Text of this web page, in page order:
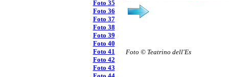
Foto 35
Foto 36
Foto 37
Foto 38
Foto 39
Foto 40
Foto 41
Foto 42
Foto 43
Foto © Teatrino dell'Es